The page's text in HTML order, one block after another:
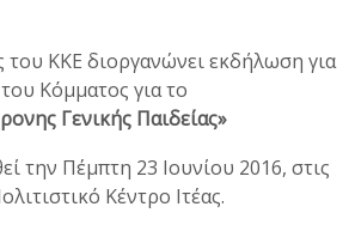
ΚΚΕ διοργανώνει εκδήλωση για
Κόμματος για το
Γενικής Παιδείας»
την Πέμπτη 23 Ιουνίου 2016, στις
Κέντρο Ιτέας.